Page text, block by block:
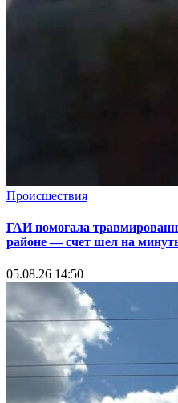
Происшествия
ГАИ помогала
районе — счет шел на
05.08.26 14:50